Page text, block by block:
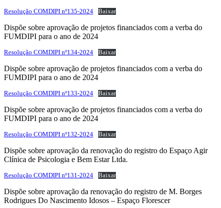
Resolução COMDIPI nº135-2024 Baixar
Dispõe sobre aprovação de projetos financiados com a verba do
FUMDIPI para o ano de 2024
Resolução COMDIPI nº134-2024 Baixar
Dispõe sobre aprovação de projetos financiados com a verba do
FUMDIPI para o ano de 2024
Resolução COMDIPI nº133-2024 Baixar
Dispõe sobre aprovação de projetos financiados com a verba do
FUMDIPI para o ano de 2024
Resolução COMDIPI nº132-2024 Baixar
Dispõe sobre aprovação da renovação do registro do Espaço Agir
Clínica de Psicologia e Bem Estar Ltda.
Resolução COMDIPI nº131-2024 Baixar
Dispõe sobre aprovação da renovação do registro de M. Borges
Rodrigues Do Nascimento Idosos – Espaço Florescer